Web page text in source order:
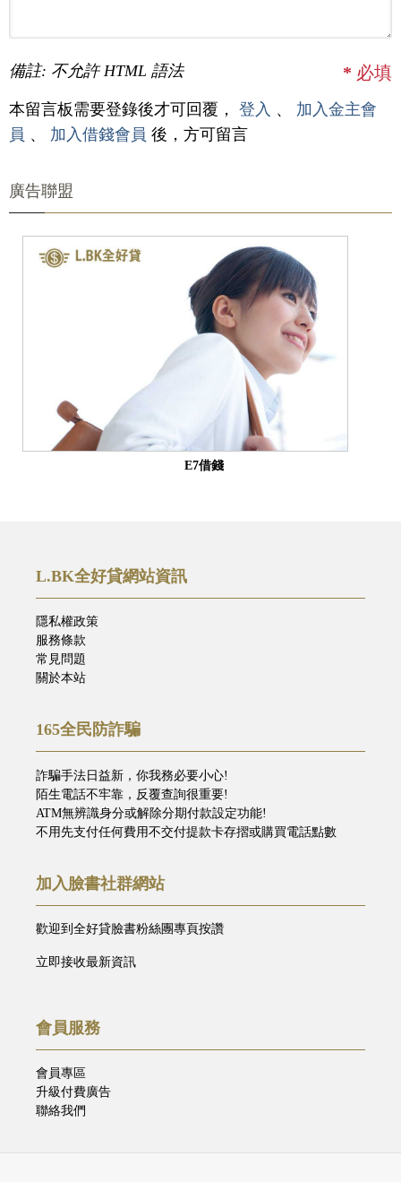
備註: 不允許 HTML 語法 * 必填
本留言板需要登錄後才可回覆， 登入 、 加入金主會
員 、 加入借錢會員 後，方可留言
廣告聯盟
E7借錢
L.BK全好貸網站資訊
隱私權政策
服務條款
常見問題
關於本站
165全民防詐騙
詐騙手法日益新，你我務必要小心!
陌生電話不牢靠，反覆查詢很重要!
ATM無辨識身分或解除分期付款設定功能!
不用先支付任何費用不交付提款卡存摺或購買電話點數
加入臉書社群網站
歡迎到全好貸臉書粉絲團專頁按讚
立即接收最新資訊
會員服務
會員專區
升級付費廣告
聯絡我們